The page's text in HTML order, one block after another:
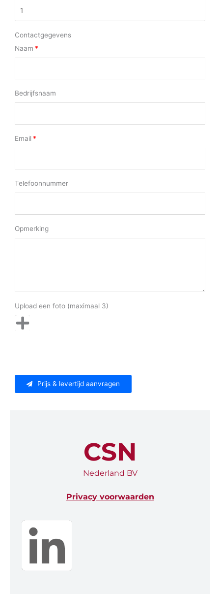
Contactgegevens
Naam
Bedrijfsnaam
Email
Telefoonnummer
Opmerking
Upload een foto (maximaal 3)
Prijs & levertijd aanvragen
CSN
Nederland BV
Privacy voorwaarden